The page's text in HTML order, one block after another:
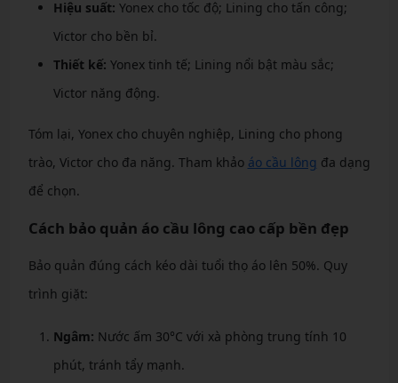
Hiệu suất: Yonex cho tốc độ; Lining cho tấn công;
Victor cho bền bỉ.
Thiết kế: Yonex tinh tế; Lining nổi bật màu sắc;
Victor năng động.
Tóm lại, Yonex cho chuyên nghiệp, Lining cho phong
trào, Victor cho đa năng. Tham khảo áo cầu lông đa dạng
để chọn.
Cách bảo quản áo cầu lông cao cấp bền đẹp
Bảo quản đúng cách kéo dài tuổi thọ áo lên 50%. Quy
trình giặt:
Ngâm: Nước ấm 30°C với xà phòng trung tính 10
phút, tránh tẩy mạnh.